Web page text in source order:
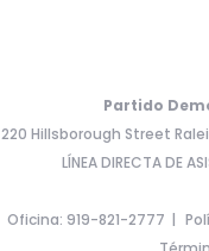
Partido
220 Hillsborough Street
LÍNEA DIRECTA DE
Oficina: 919-821-2777